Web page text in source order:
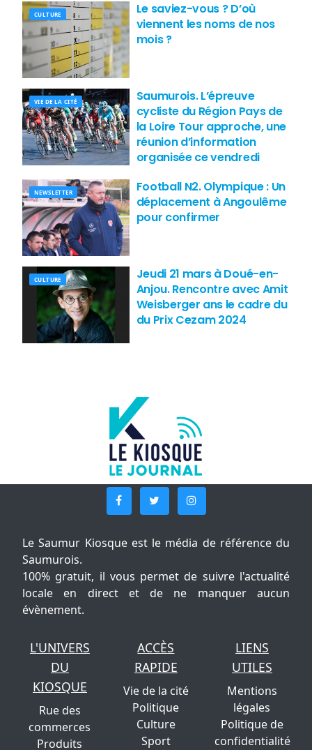
CULTURE
Le saviez-vous ? D’où
viennent les noms de nos
mois ?
VIE DE LA CITÉ
Saumurois. L’épreuve
cycliste du Région Pays de
la Loire Tour approche, une
réunion d’information
organisée ce vendredi
NEWSLETTER
Football N2. Olympique : Un
déplacement à Angoulême
pour confirmer
CULTURE
Jeudi 21 mars à Doué-en-
Anjou. Rencontre avec Amit
Weisberger ans le cadre du
du Prix Cezam 2024
Le Saumur Kiosque est le média de référence du
Saumurois.
100% gratuit, il vous permet de suivre l'actualité
locale en direct et de ne manquer aucun
évènement.
L'UNIVERS
DU
KIOSQUE
Rue des
commerces
Produits
ACCÈS
RAPIDE
Vie de la cité
Politique
Culture
Sport
LIENS
UTILES
Mentions
légales
Politique de
confidentialité